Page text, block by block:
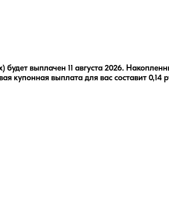
будет выплачен 11 августа 2026.
купонная выплата для вас составит 0,14